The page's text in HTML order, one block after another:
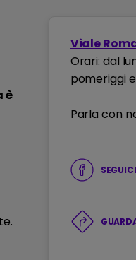
è
Viale
Orari: dal
pomeriggi
Parla con